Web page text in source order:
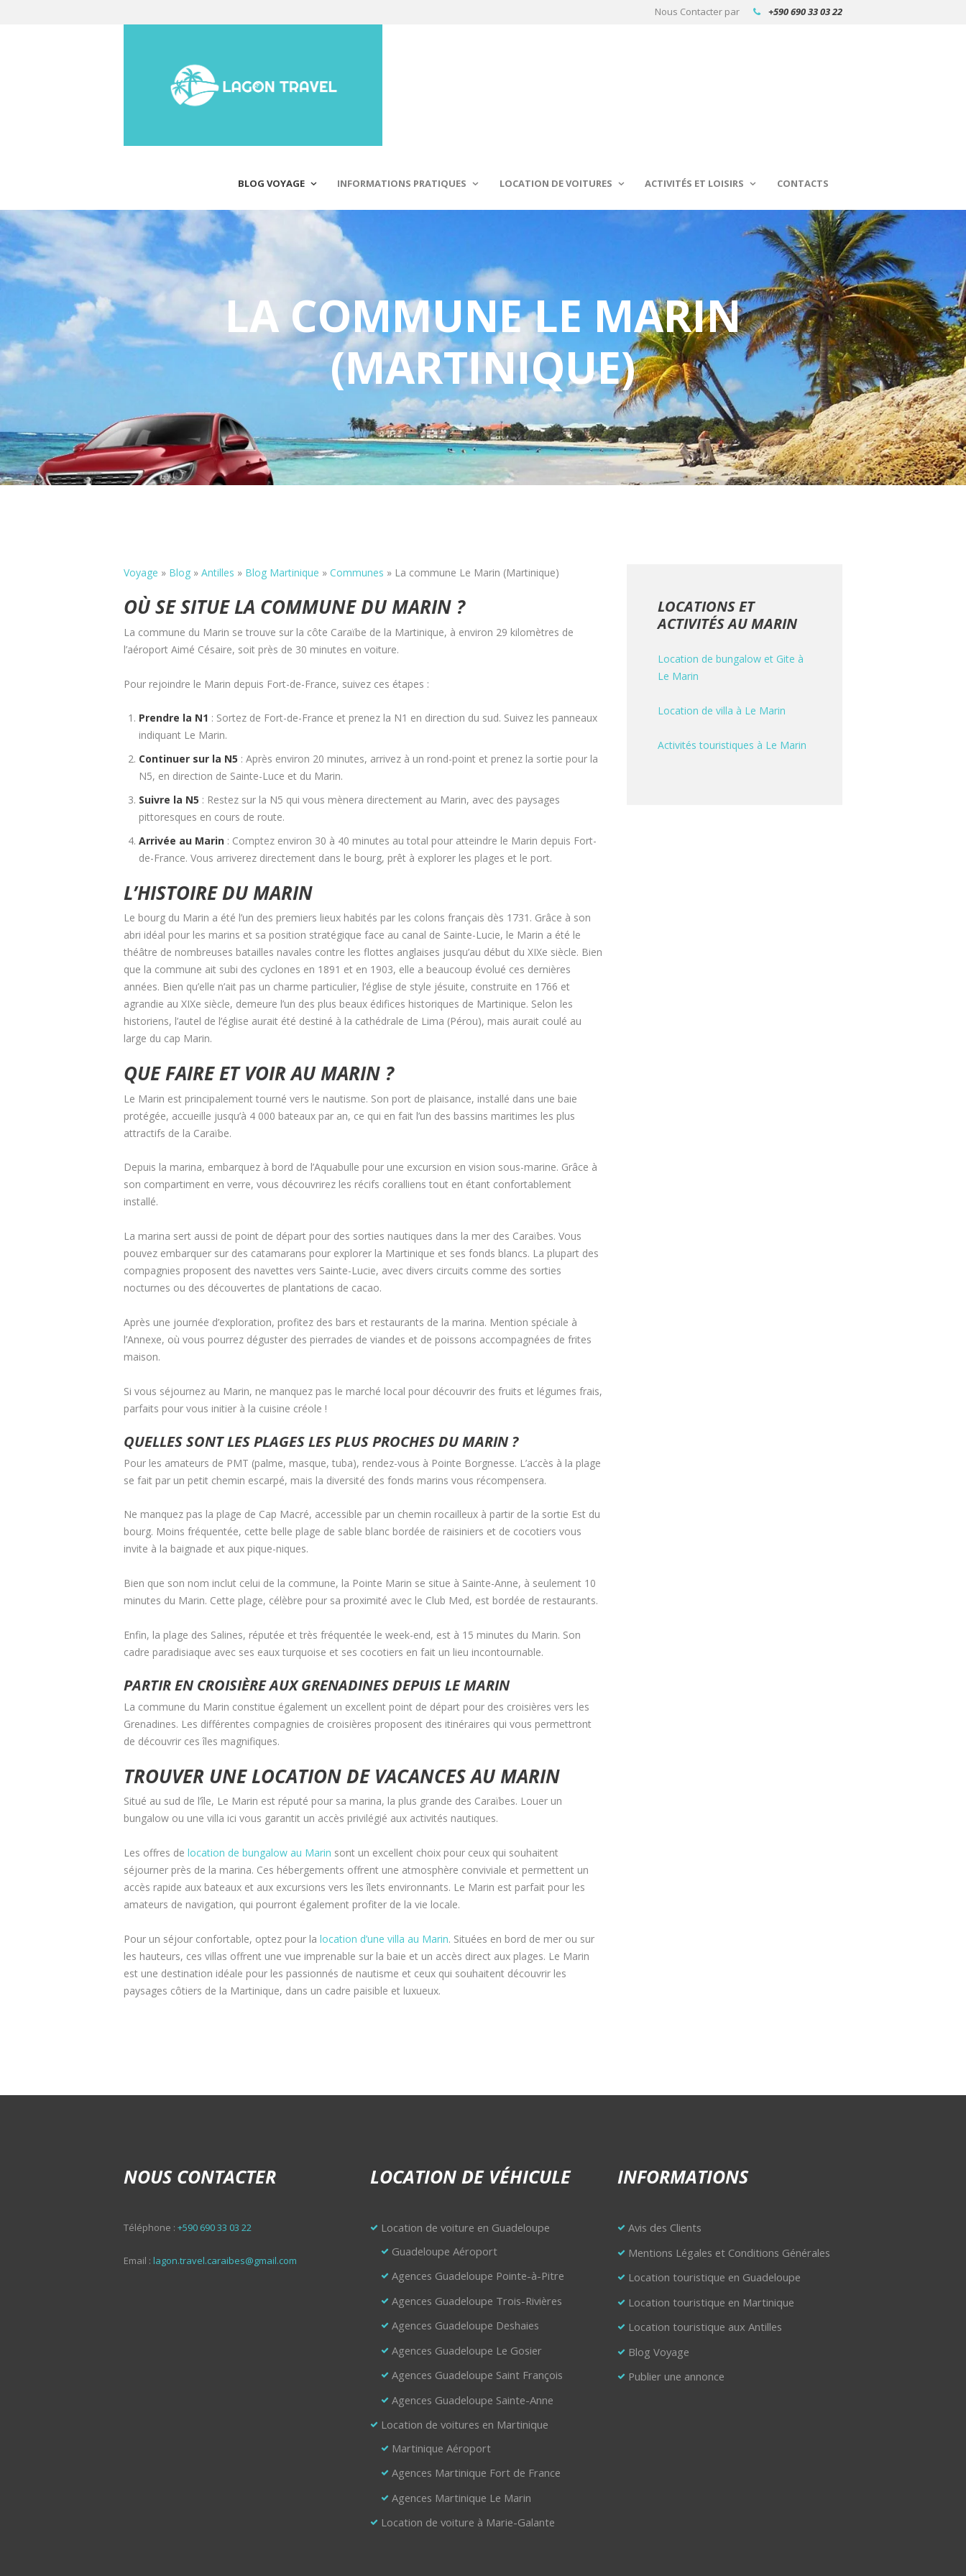
Nous Contacter par +590 690 33 03 22
BLOG VOYAGE INFORMATIONS PRATIQUES LOCATION DE VOITURES ACTIVITÉS ET LOISIRS CONTACTS
LA COMMUNE LE MARIN
(MARTINIQUE)
Voyage » Blog » Antilles » Blog Martinique » Communes » La commune Le Marin (Martinique)
OÙ SE SITUE LA COMMUNE DU MARIN ?
La commune du Marin se trouve sur la côte Caraïbe de la Martinique, à environ 29 kilomètres de
l’aéroport Aimé Césaire, soit près de 30 minutes en voiture.
Pour rejoindre le Marin depuis Fort-de-France, suivez ces étapes :
Prendre la N1 : Sortez de Fort-de-France et prenez la N1 en direction du sud. Suivez les panneaux
indiquant Le Marin.
Continuer sur la N5 : Après environ 20 minutes, arrivez à un rond-point et prenez la sortie pour la
N5, en direction de Sainte-Luce et du Marin.
Suivre la N5 : Restez sur la N5 qui vous mènera directement au Marin, avec des paysages
pittoresques en cours de route.
Arrivée au Marin : Comptez environ 30 à 40 minutes au total pour atteindre le Marin depuis Fort-
de-France. Vous arriverez directement dans le bourg, prêt à explorer les plages et le port.
L’HISTOIRE DU MARIN
Le bourg du Marin a été l’un des premiers lieux habités par les colons français dès 1731. Grâce à son
abri idéal pour les marins et sa position stratégique face au canal de Sainte-Lucie, le Marin a été le
théâtre de nombreuses batailles navales contre les flottes anglaises jusqu’au début du XIXe siècle. Bien
que la commune ait subi des cyclones en 1891 et en 1903, elle a beaucoup évolué ces dernières
années. Bien qu’elle n’ait pas un charme particulier, l’église de style jésuite, construite en 1766 et
agrandie au XIXe siècle, demeure l’un des plus beaux édifices historiques de Martinique. Selon les
historiens, l’autel de l’église aurait été destiné à la cathédrale de Lima (Pérou), mais aurait coulé au
large du cap Marin.
QUE FAIRE ET VOIR AU MARIN ?
Le Marin est principalement tourné vers le nautisme. Son port de plaisance, installé dans une baie
protégée, accueille jusqu’à 4 000 bateaux par an, ce qui en fait l’un des bassins maritimes les plus
attractifs de la Caraïbe.
Depuis la marina, embarquez à bord de l’Aquabulle pour une excursion en vision sous-marine. Grâce à
son compartiment en verre, vous découvrirez les récifs coralliens tout en étant confortablement
installé.
La marina sert aussi de point de départ pour des sorties nautiques dans la mer des Caraïbes. Vous
pouvez embarquer sur des catamarans pour explorer la Martinique et ses fonds blancs. La plupart des
compagnies proposent des navettes vers Sainte-Lucie, avec divers circuits comme des sorties
nocturnes ou des découvertes de plantations de cacao.
Après une journée d’exploration, profitez des bars et restaurants de la marina. Mention spéciale à
l’Annexe, où vous pourrez déguster des pierrades de viandes et de poissons accompagnées de frites
maison.
Si vous séjournez au Marin, ne manquez pas le marché local pour découvrir des fruits et légumes frais,
parfaits pour vous initier à la cuisine créole !
QUELLES SONT LES PLAGES LES PLUS PROCHES DU MARIN ?
Pour les amateurs de PMT (palme, masque, tuba), rendez-vous à Pointe Borgnesse. L’accès à la plage
se fait par un petit chemin escarpé, mais la diversité des fonds marins vous récompensera.
Ne manquez pas la plage de Cap Macré, accessible par un chemin rocailleux à partir de la sortie Est du
bourg. Moins fréquentée, cette belle plage de sable blanc bordée de raisiniers et de cocotiers vous
invite à la baignade et aux pique-niques.
Bien que son nom inclut celui de la commune, la Pointe Marin se situe à Sainte-Anne, à seulement 10
minutes du Marin. Cette plage, célèbre pour sa proximité avec le Club Med, est bordée de restaurants.
Enfin, la plage des Salines, réputée et très fréquentée le week-end, est à 15 minutes du Marin. Son
cadre paradisiaque avec ses eaux turquoise et ses cocotiers en fait un lieu incontournable.
PARTIR EN CROISIÈRE AUX GRENADINES DEPUIS LE MARIN
La commune du Marin constitue également un excellent point de départ pour des croisières vers les
Grenadines. Les différentes compagnies de croisières proposent des itinéraires qui vous permettront
de découvrir ces îles magnifiques.
TROUVER UNE LOCATION DE VACANCES AU MARIN
Situé au sud de l’île, Le Marin est réputé pour sa marina, la plus grande des Caraïbes. Louer un
bungalow ou une villa ici vous garantit un accès privilégié aux activités nautiques.
Les offres de location de bungalow au Marin sont un excellent choix pour ceux qui souhaitent
séjourner près de la marina. Ces hébergements offrent une atmosphère conviviale et permettent un
accès rapide aux bateaux et aux excursions vers les îlets environnants. Le Marin est parfait pour les
amateurs de navigation, qui pourront également profiter de la vie locale.
Pour un séjour confortable, optez pour la location d’une villa au Marin. Situées en bord de mer ou sur
les hauteurs, ces villas offrent une vue imprenable sur la baie et un accès direct aux plages. Le Marin
est une destination idéale pour les passionnés de nautisme et ceux qui souhaitent découvrir les
paysages côtiers de la Martinique, dans un cadre paisible et luxueux.
LOCATIONS ET
ACTIVITÉS AU MARIN
Location de bungalow et Gite à
Le Marin
Location de villa à Le Marin
Activités touristiques à Le Marin
NOUS CONTACTER
Téléphone : +590 690 33 03 22
Email : lagon.travel.caraibes@gmail.com
LOCATION DE VÉHICULE
Location de voiture en Guadeloupe
Guadeloupe Aéroport
Agences Guadeloupe Pointe-à-Pitre
Agences Guadeloupe Trois-Rivières
Agences Guadeloupe Deshaies
Agences Guadeloupe Le Gosier
Agences Guadeloupe Saint François
Agences Guadeloupe Sainte-Anne
Location de voitures en Martinique
Martinique Aéroport
Agences Martinique Fort de France
Agences Martinique Le Marin
Location de voiture à Marie-Galante
INFORMATIONS
Avis des Clients
Mentions Légales et Conditions Générales
Location touristique en Guadeloupe
Location touristique en Martinique
Location touristique aux Antilles
Blog Voyage
Publier une annonce